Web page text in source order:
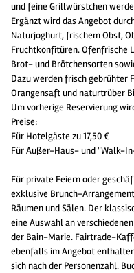
und feine Grillwürstchen
Ergänzt wird das Angebot
Naturjoghurt, frischem Obst,
Fruchtkonfitüren. Ofenfrische
Brot- und Brötchensorten
Dazu werden frisch gebrühter
Orangensaft und naturtrüber
Um vorherige Reservierung
Preise:
Für Hotelgäste zu 17,50 €
Für Außer-Haus- und "Walk-
Für private Feiern oder
exklusive Brunch-
Räumen und Sälen. Der
eine Auswahl an
der Bain-Marie. Fairtrade-
ebenfalls im Angebot
sich nach der Personenzahl.